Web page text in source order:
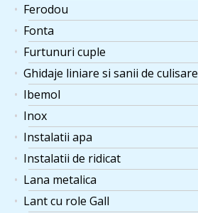
Ferodou
Fonta
Furtunuri cuple
Ghidaje liniare si sanii de culisare
Ibemol
Inox
Instalatii apa
Instalatii de ridicat
Lana metalica
Lant cu role Gall